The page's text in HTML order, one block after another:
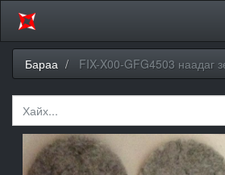
Бараа
FIX-X00-GFG4503 наадаг